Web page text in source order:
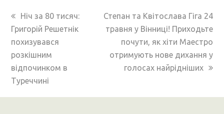
previous
post:
Ніч за 80 тисяч:
Григорій Решетнік
похизувався
розкішним
відпочинком в
Туреччині
next
post:
Степан та Квітослава Гіга 24
травня у Вінниці! Приходьте
почути, як хіти Маестро
отримують нове дихання у
голосах найрідніших